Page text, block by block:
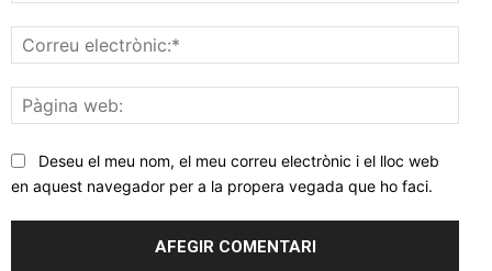
web:
Deseu el meu nom, el meu correu electrònic i el lloc web
en aquest navegador per a la propera vegada que ho faci.